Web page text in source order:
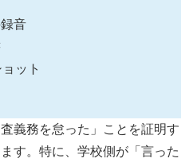
音
ット
義務を怠った」ことを証明す
す。特に、学校側が「言った